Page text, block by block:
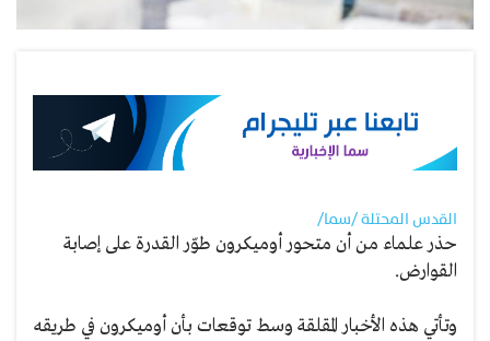
القدس المحتلة /سما/
حذر علماء من أن متحور أوميكرون طوّر القدرة على إصابة
القوارض.
وتأتي هذه الأخبار المقلقة وسط توقعات بأن أوميكرون في طريقه